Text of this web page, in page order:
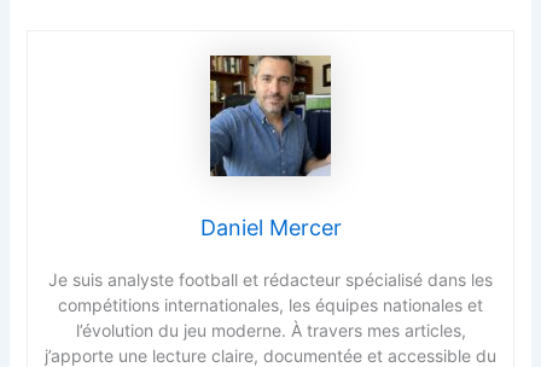
Daniel Mercer
Je suis analyste football et rédacteur spécialisé dans les
compétitions internationales, les équipes nationales et
l’évolution du jeu moderne. À travers mes articles,
j’apporte une lecture claire, documentée et accessible du